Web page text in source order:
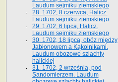
Laudum sejmiku ziemskiego
28. 1702, 8 czerwca, Halicz.
Laudum sejmiku ziemskiego
29. 1702, 6 lipca, Halicz.
Laudum sejmiku ziemskiego
30. 1702, 18 lipca, obóz między
Jabłonowem a Kąkolnikami.
Laudum obozowe szlachty
halickiej
31. 1702, 2 września, pod
Sandomierzem. Laudum